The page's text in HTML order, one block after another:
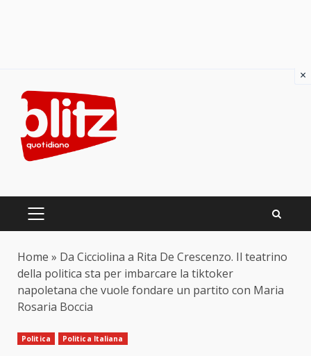
content
PRIMARY
Home » Da Cicciolina a Rita De Crescenzo. Il teatrino
della politica sta per imbarcare la tiktoker
napoletana che vuole fondare un partito con Maria
Rosaria Boccia
Politica Politica Italiana
×